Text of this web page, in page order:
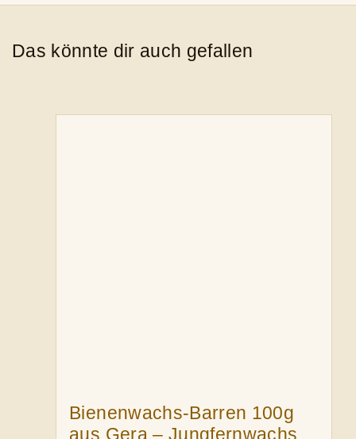
Das könnte dir auch gefallen
Bienenwachs-Barren 100g
aus Gera – Jungfernwachs